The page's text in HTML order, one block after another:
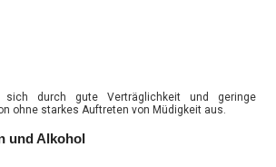
sich durch gute Verträglichkeit und geringe
ohne starkes Auftreten von Müdigkeit aus.
und Alkohol